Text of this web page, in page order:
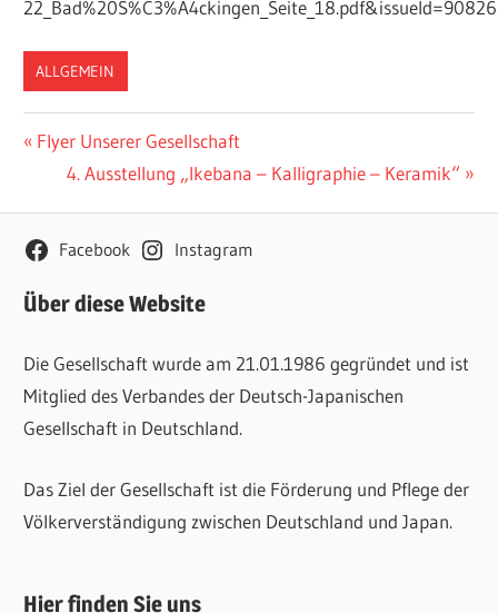
ALLGEMEIN
Beitragsnavigation
Vorheriger
Beitrag:
Flyer Unserer Gesellschaft
Nächster
4. Ausstellung „Ikebana – Kalligraphie – Keramik“
Facebook Instagram
Über diese Website
Die Gesellschaft wurde am 21.01.1986 gegründet und ist
Mitglied des Verbandes der Deutsch-Japanischen
Gesellschaft in Deutschland.
Das Ziel der Gesellschaft ist die Förderung und Pflege der
Völkerverständigung zwischen Deutschland und Japan.
Hier finden Sie uns